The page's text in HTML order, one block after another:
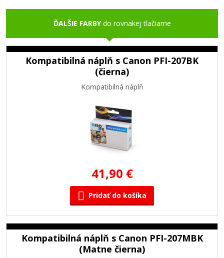
ĎALŠIE FARBYdo rovnakej tlačiarne
Kompatibilná náplň s Canon PFI-207BK
(čierna)
Kompatibilná náplň
41,90 €
Pridať do košíka
Kompatibilná náplň s Canon PFI-207MBK
(Matne čierna)